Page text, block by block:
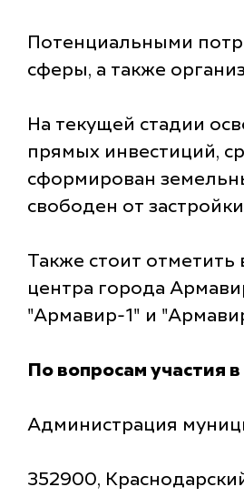
Потенциальными
сферы, а также
На текущей стадии
прямых инвестиций,
сформирован
свободен от
Также стоит
центра города
"Армавир-1" и
По вопросам участия
Администрация
352900,